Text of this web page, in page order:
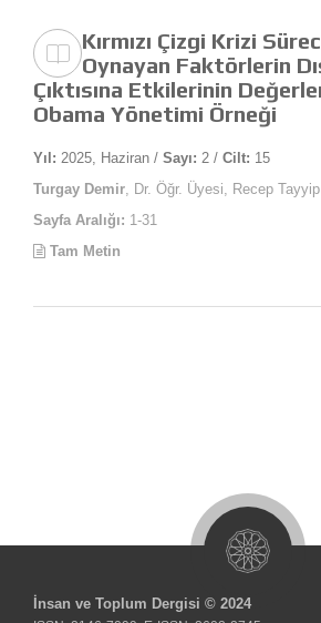
Kırmızı Çizgi Krizi
Oynayan Faktörlerin
Çıktısına Etkilerinin
Obama Yönetimi Örneği
Yıl: 2025, Haziran / Sayı: 2 / Cilt: 15
Turgay Demir , Dr. Öğr. Üyesi, Recep
Sayfa Aralığı: 1-31
Tam Metin
İnsan ve Toplum Dergisi © 2024